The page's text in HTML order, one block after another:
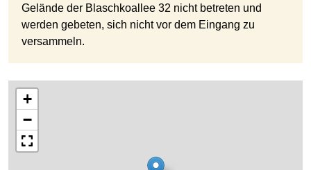
Gelände der Blaschkoallee 32 nicht betreten und
werden gebeten, sich nicht vor dem Eingang zu
versammeln.
+
−